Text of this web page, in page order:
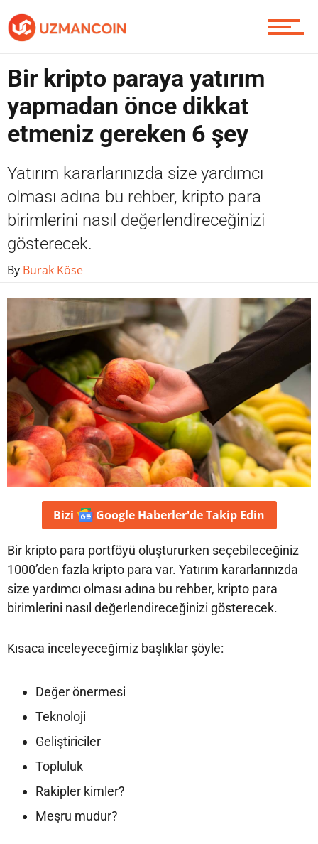
Bir kripto paraya yatırım
yapmadan önce dikkat
etmeniz gereken 6 şey
Yatırım kararlarınızda size yardımcı
olması adına bu rehber, kripto para
birimlerini nasıl değerlendireceğinizi
gösterecek.
By Burak Köse
Bizi Google Haberler'deTakip Edin
Bir kripto para portföyü oluştururken seçebileceğiniz
1000’den fazla kripto para var. Yatırım kararlarınızda
size yardımcı olması adına bu rehber, kripto para
birimlerini nasıl değerlendireceğinizi gösterecek.
Kısaca inceleyeceğimiz başlıklar şöyle:
Değer önermesi
Teknoloji
Geliştiriciler
Topluluk
Rakipler kimler?
Meşru mudur?